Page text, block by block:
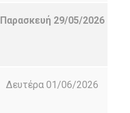
Παρασκευή 29/05/2026
Δευτέρα 01/06/2026